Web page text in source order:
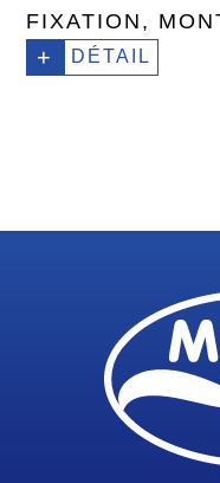
FIXATION,
+ DÉTAIL